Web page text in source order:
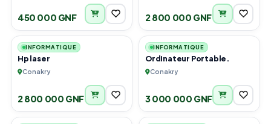
450 000 GNF 2 800 000 GNF
1
INFORMATIQUE
Hp laser
Conakry
2 800 000 GNF
4
INFORMATIQUE
Ordinateur Portable.
Conakry
3 000 000 GNF
3 4